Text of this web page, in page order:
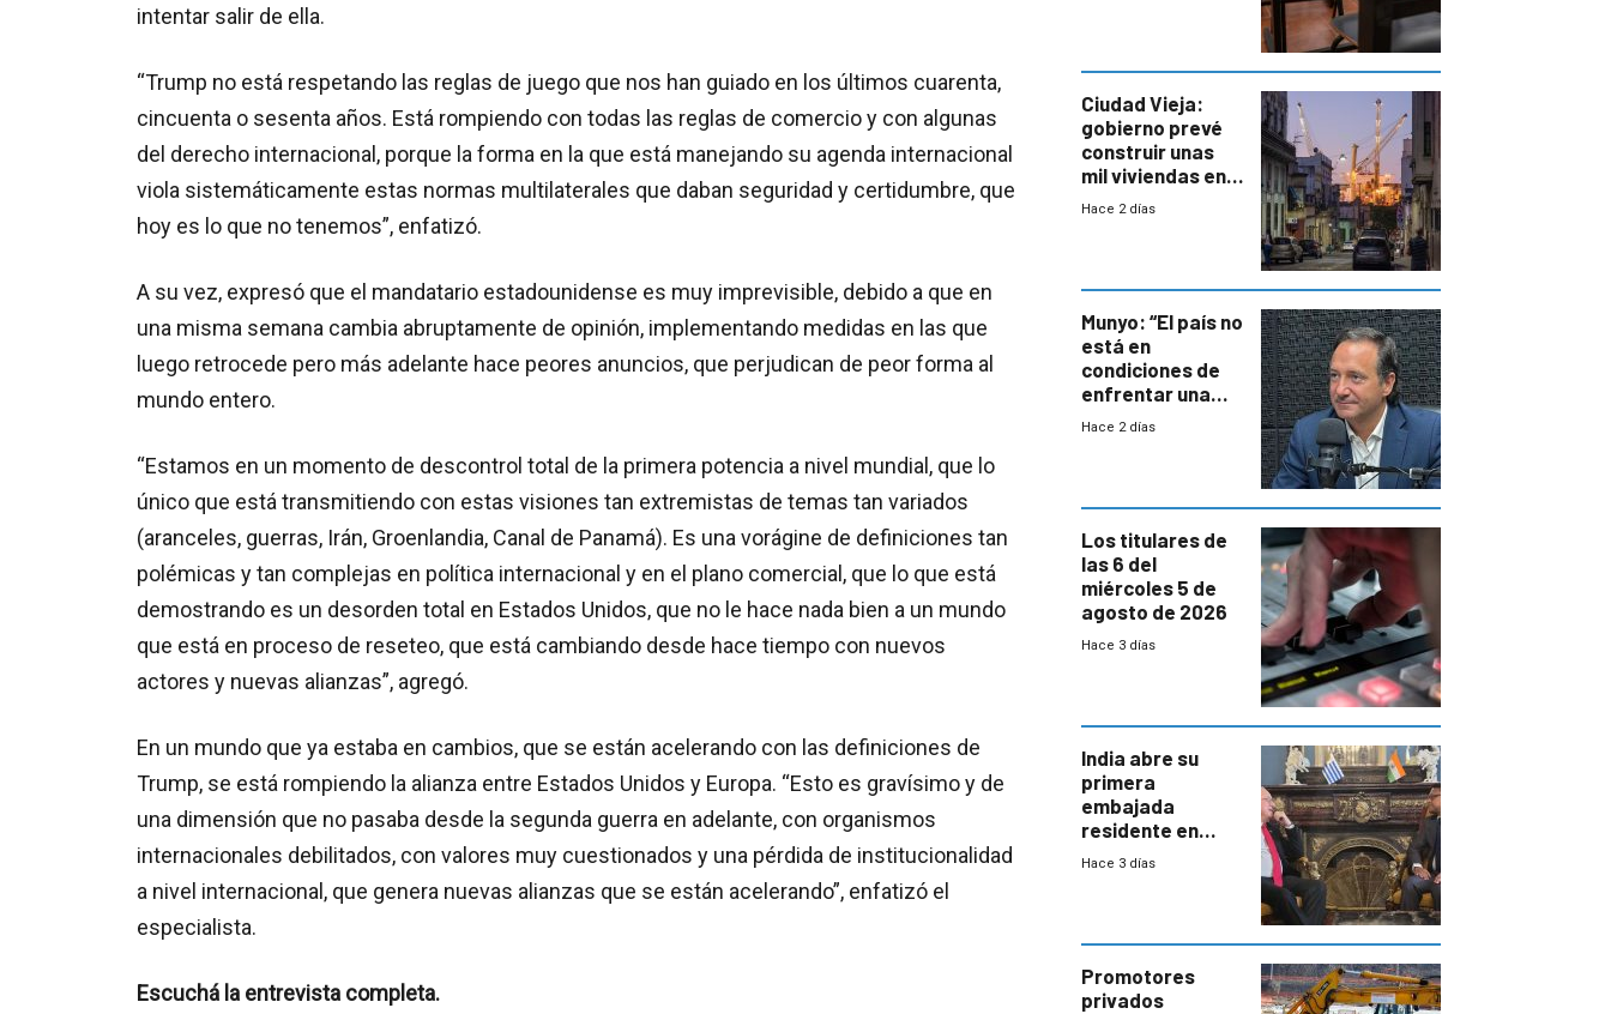
intentar salir de ella.
“Trump no está respetando las reglas de juego que nos han guiado en los últimos cuarenta,
cincuenta o sesenta años. Está rompiendo con todas las reglas de comercio y con algunas
del derecho internacional, porque la forma en la que está manejando su agenda internacional
viola sistemáticamente estas normas multilaterales que daban seguridad y certidumbre, que
hoy es lo que no tenemos”, enfatizó.
A su vez, expresó que el mandatario estadounidense es muy imprevisible, debido a que en
una misma semana cambia abruptamente de opinión, implementando medidas en las que
luego retrocede pero más adelante hace peores anuncios, que perjudican de peor forma al
mundo entero.
“Estamos en un momento de descontrol total de la primera potencia a nivel mundial, que lo
único que está transmitiendo con estas visiones tan extremistas de temas tan variados
(aranceles, guerras, Irán, Groenlandia, Canal de Panamá). Es una vorágine de definiciones tan
polémicas y tan complejas en política internacional y en el plano comercial, que lo que está
demostrando es un desorden total en Estados Unidos, que no le hace nada bien a un mundo
que está en proceso de reseteo, que está cambiando desde hace tiempo con nuevos
actores y nuevas alianzas”, agregó.
En un mundo que ya estaba en cambios, que se están acelerando con las definiciones de
Trump, se está rompiendo la alianza entre Estados Unidos y Europa. “Esto es gravísimo y de
una dimensión que no pasaba desde la segunda guerra en adelante, con organismos
internacionales debilitados, con valores muy cuestionados y una pérdida de institucionalidad
a nivel internacional, que genera nuevas alianzas que se están acelerando”, enfatizó el
especialista.
Escuchá la entrevista completa.
Ciudad Vieja:
gobierno prevé
construir unas
mil viviendas en
un plan de
Hace 2 días
Munyo: “El país no
está en
condiciones de
enfrentar una
reducción de la
Hace 2 días
Los titulares de
las 6 del
miércoles 5 de
agosto de 2026
Hace 3 días
India abre su
primera
embajada
residente en
Uruguay y crecen
enorme
potencial
Hace 3 días
Promotores
privados